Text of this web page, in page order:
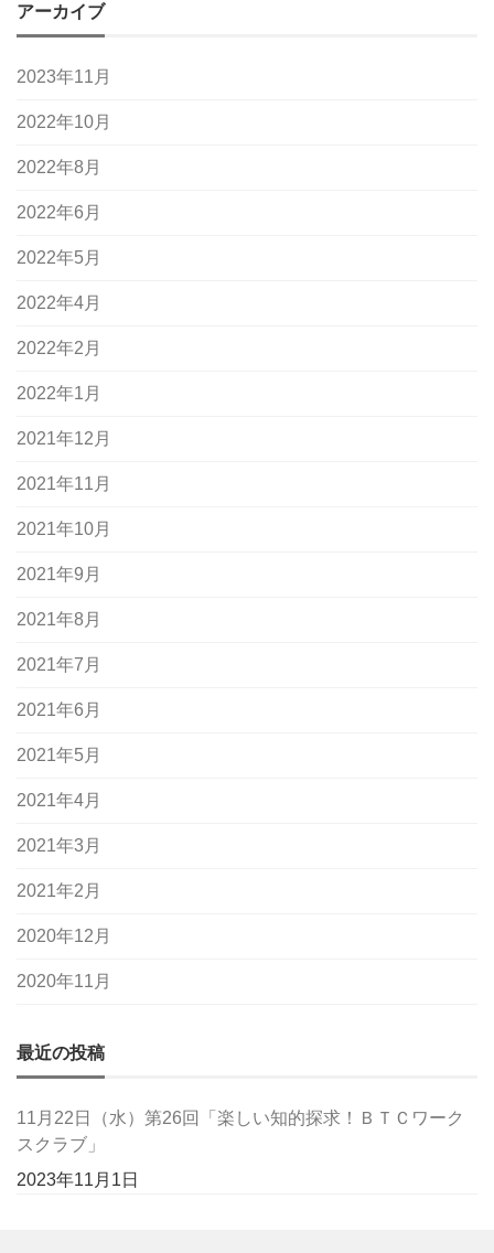
アーカイブ
2023年11月
2022年10月
2022年8月
2022年6月
2022年5月
2022年4月
2022年2月
2022年1月
2021年12月
2021年11月
2021年10月
2021年9月
2021年8月
2021年7月
2021年6月
2021年5月
2021年4月
2021年3月
2021年2月
2020年12月
2020年11月
最近の投稿
11月22日（水）第26回「楽しい知的探求！ＢＴＣワーク
スクラブ」
2023年11月1日